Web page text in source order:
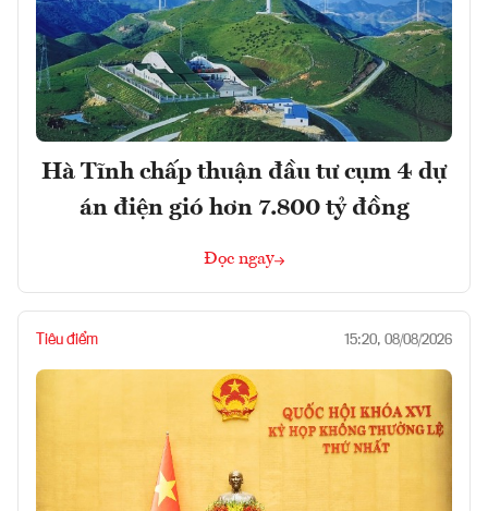
Hà Tĩnh chấp thuận đầu tư cụm 4 dự
án điện gió hơn 7.800 tỷ đồng
Đọc ngay
Tiêu điểm 15:20, 08/08/2026